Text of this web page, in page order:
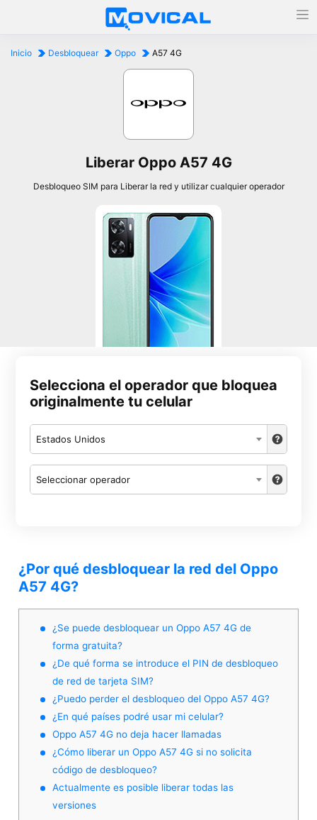
Inicio Desbloquear Oppo A57 4G
Liberar Oppo A57 4G
Desbloqueo SIM para Liberar la red y utilizar cualquier operador
Selecciona el operador que bloquea
originalmente tu celular
Estados Unidos
Seleccionar operador
¿Por qué desbloquear la red del Oppo
A57 4G?
¿Se puede desbloquear un Oppo A57 4G de
forma gratuita?
¿De qué forma se introduce el PIN de desbloqueo
de red de tarjeta SIM?
¿Puedo perder el desbloqueo del Oppo A57 4G?
¿En qué países podré usar mi celular?
Oppo A57 4G no deja hacer llamadas
¿Cómo liberar un Oppo A57 4G si no solicita
código de desbloqueo?
Actualmente es posible liberar todas las
versiones